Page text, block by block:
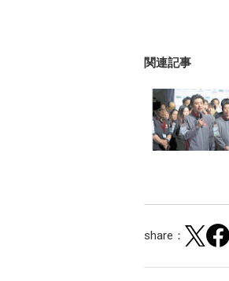
関連記事
share：